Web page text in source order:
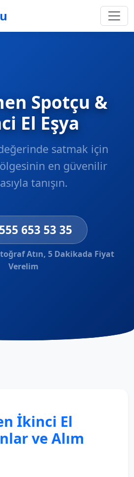
Spotçu &
El Eşya
değerinde satmak için
en güvenilir
tanışın.
653 53 35
Atın, 5 Dakikada Fiyat
Verelim
İkinci El
ve Alım